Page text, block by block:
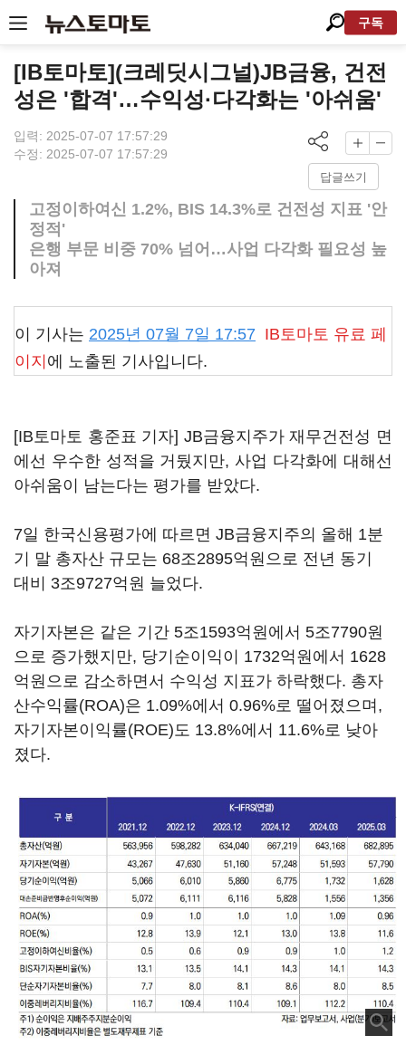
구독
[IB토마토](크레딧시그널)JB금융, 건전
성은 '합격'…수익성·다각화는 '아쉬움'
입력: 2025-07-07 17:57:29
수정: 2025-07-07 17:57:29
답글쓰기
고정이하여신 1.2%, BIS 14.3%로 건전성 지표 '안
정적'
은행 부문 비중 70% 넘어…사업 다각화 필요성 높
아져
이 기사는 2025년 07월 7일 17:57 IB토마토 유료 페
이지 에 노출된 기사입니다.
[IB토마토 홍준표 기자] JB금융지주가 재무건전성 면
에선 우수한 성적을 거뒀지만, 사업 다각화에 대해선
아쉬움이 남는다는 평가를 받았다.
7일 한국신용평가에 따르면 JB금융지주의 올해 1분
기 말 총자산 규모는 68조2895억원으로 전년 동기
대비 3조9727억원 늘었다.
자기자본은 같은 기간 5조1593억원에서 5조7790원
으로 증가했지만, 당기순이익이 1732억원에서 1628
억원으로 감소하면서 수익성 지표가 하락했다. 총자
산수익률(ROA)은 1.09%에서 0.96%로 떨어졌으며,
자기자본이익률(ROE)도 13.8%에서 11.6%로 낮아
졌다.